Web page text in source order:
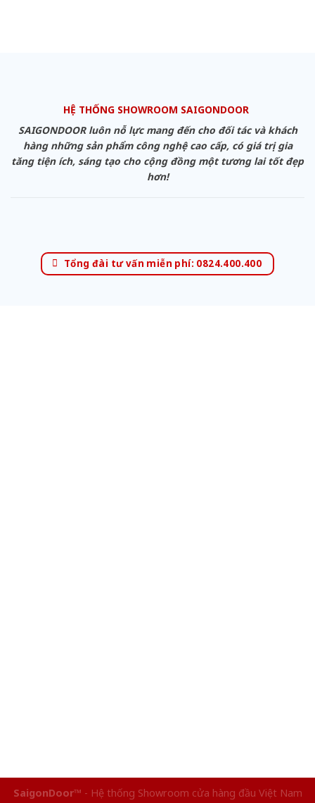
HỆ THỐNG SHOWROOM SAIGONDOOR
SAIGONDOOR luôn nỗ lực mang đến cho đối tác và khách
hàng những sản phẩm công nghệ cao cấp, có giá trị gia
tăng tiện ích, sáng tạo cho cộng đồng một tương lai tốt đẹp
hơn!
Tổng đài tư vấn miễn phí: 0824.400.400
SaigonDoor™ - Hệ thống Showroom cửa hàng đầu Việt Nam